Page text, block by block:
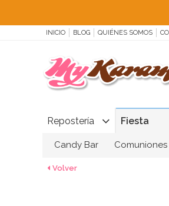
INICIO BLOG QUIÉNES SOMOS
Repostería Fiesta
Candy Bar Comuniones
Volver